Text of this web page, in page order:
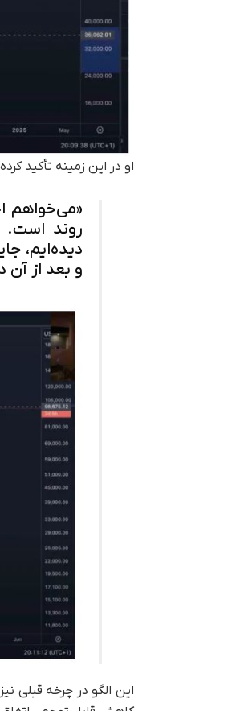
او در این زمینه تأکید
«می‌خواهم
روند است.
دیده‌ایم،
و بعد از آن
این الگو در چرخه قبلی